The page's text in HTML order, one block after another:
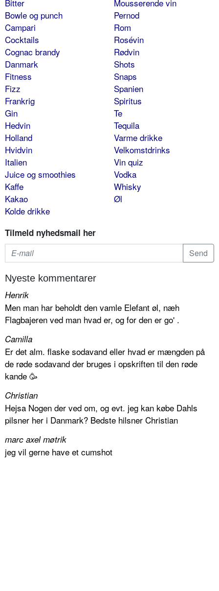
Bitter
Bowle og punch
Campari
Cocktails
Cognac brandy
Danmark
Fitness
Fizz
Frankrig
Gin
Hedvin
Holland
Hvidvin
Italien
Juice og smoothies
Kaffe
Kakao
Kolde drikke
Mousserende vin
Pernod
Rom
Rosévin
Rødvin
Shots
Snaps
Spanien
Spiritus
Te
Tequila
Varme drikke
Velkomstdrinks
Vin quiz
Vodka
Whisky
Øl
Tilmeld nyhedsmail her
Nyeste kommentarer
Henrik
Men man har beholdt den vamle Elefant øl, næh
Flagbajeren ved man hvad er, og for den er go' .
Camilla
Er det alm. flaske sodavand eller hvad er mængden på
de røde sodavand der bruges i opskriften til den røde
kande 🥳
Christian
Hejsa Nogen der ved om, og evt. jeg kan købe Dahls
pilsner her i Danmark? Bedste hilsner Christian
marc axel møtrik
jeg vil gerne have et cumshot